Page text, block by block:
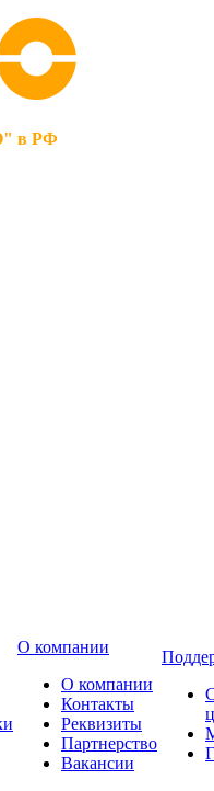
в РФ
О компании
О компании
Контакты
Реквизиты
Партнерство
Вакансии